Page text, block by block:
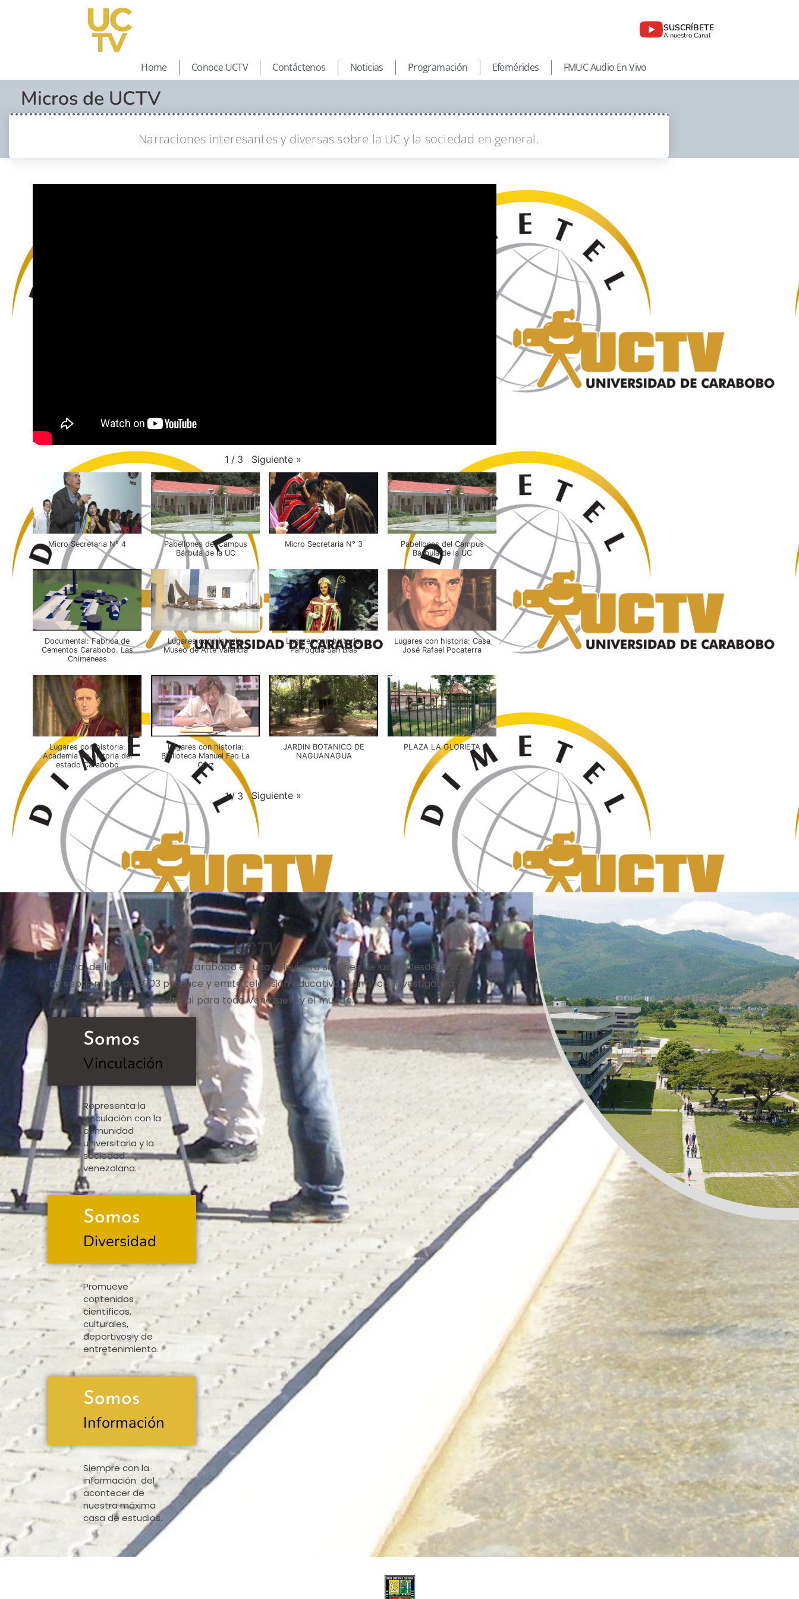
SUSCRÍBETE
A nuestro Canal
Home Conoce UCTV Contáctenos Noticias Programación Efemérides FMUC Audio En Vivo
Micros de UCTV
Narraciones interesantes y diversas sobre la UC y la sociedad en general.
1 / 3 Siguiente »
Micro Secretaria N° 4
Pabellones del Campus
Bárbula de la UC
Micro Secretaria N° 3
Pabellones del Campus
Bárbula de la UC
Documental: Fabrica de
Cementos Carabobo. Las
Chimeneas
Lugares con historia:
Museo de Arte Valencia
Lugares con historia:
Parroquia San Blas
Lugares con historia: Casa
José Rafael Pocaterra
Lugares con historia:
Academia de historia del
estado Carabobo
Lugares con historia:
Biblioteca Manuel Feo La
Cruz
JARDIN BOTANICO DE
NAGUANAGUA
PLAZA LA GLORIETA
1 / 3 Siguiente »
UCTV
El canal de la Universidad de Carabobo es una televisora sin fines de lucro. Desde el 26
de septiembre de 2003 produce y emite televisión educativa, científica, investigativa y
cultural para toda Venezuela y el mundo.
Somos
Vinculación
Representa la
vinculación con la
comunidad
universitaria y la
sociedad
venezolana.
Somos
Diversidad
Promueve
contenidos
científicos,
culturales,
deportivos y de
entretenimiento.
Somos
Información
Siempre con la
información del
acontecer de
nuestra máxima
casa de estudios.